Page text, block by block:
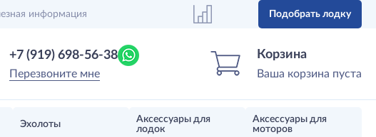
информация Подобрать лодку
Корзина
Ваша корзина пуста
+7 (919) 698-56-38
Перезвоните мне
Эхолоты
Аксессуары для
лодок
Аксессуары для
моторов